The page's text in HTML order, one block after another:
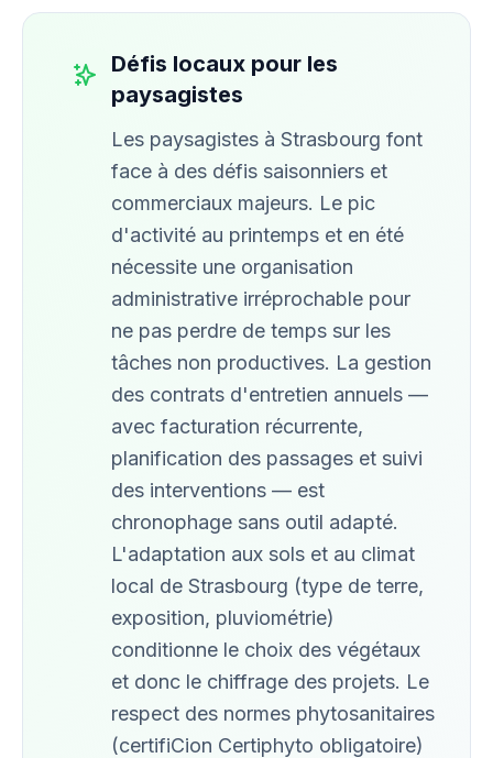
Défis locaux pour les
paysagistes
Les paysagistes à Strasbourg font
face à des défis saisonniers et
commerciaux majeurs. Le pic
d'activité au printemps et en été
nécessite une organisation
administrative irréprochable pour
ne pas perdre de temps sur les
tâches non productives. La gestion
des contrats d'entretien annuels —
avec facturation récurrente,
planification des passages et suivi
des interventions — est
chronophage sans outil adapté.
L'adaptation aux sols et au climat
local de Strasbourg (type de terre,
exposition, pluviométrie)
conditionne le choix des végétaux
et donc le chiffrage des projets. Le
respect des normes phytosanitaires
(certifiCion Certiphyto obligatoire)